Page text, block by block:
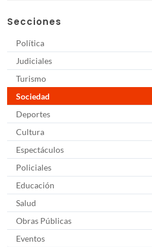
Secciones
Política
Judiciales
Turismo
Sociedad
Deportes
Cultura
Espectáculos
Policiales
Educación
Salud
Obras Públicas
Eventos